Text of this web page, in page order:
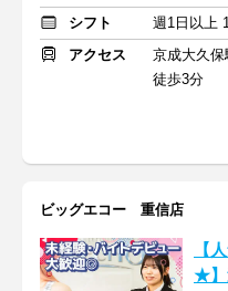
シフト
週1日以上
アクセス
京成大久保
徒歩3分
ビッグエコー 重信店
【
★】